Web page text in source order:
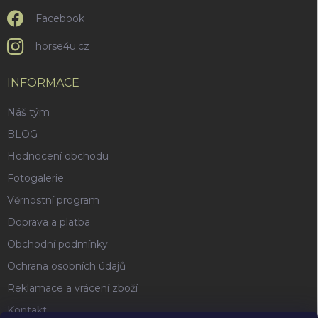
Facebook
horse4u.cz
INFORMACE
Náš tým
BLOG
Hodnocení obchodu
Fotogalerie
Věrnostní program
Doprava a platba
Obchodní podmínky
Ochrana osobních údajů
Reklamace a vrácení zboží
Kontakt